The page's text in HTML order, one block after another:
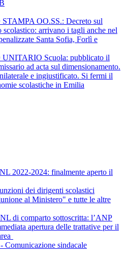
OO.SS.: Decreto sul
scolastico: arrivano i tagli anche nel
Santa Sofia, Forlì e
Scuola: pubblicato il
ad acta sul dimensionamento.
e ingiustificato. Si fermi il
scolastiche in Emilia
2022-2024: finalmente aperto il
dei dirigenti scolastici
al Ministero" e tutte le altre
di comparto sottoscritta: l’ANP
apertura delle trattative per il
Comunicazione sindacale